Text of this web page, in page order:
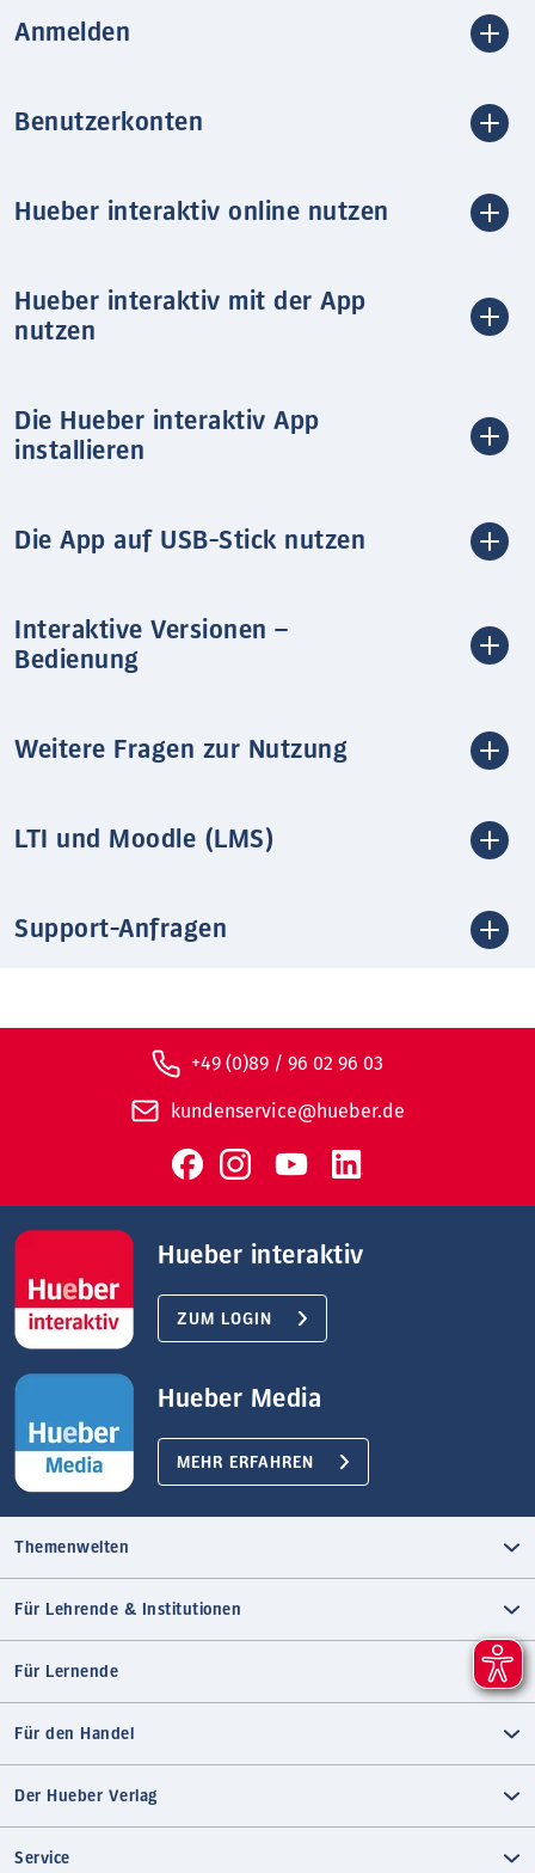
Anmelden
Benutzerkonten
Hueber interaktiv online nutzen
Hueber interaktiv mit der App
nutzen
Die Hueber interaktiv App
installieren
Die App auf USB-Stick nutzen
Interaktive Versionen –
Bedienung
Weitere Fragen zur Nutzung
LTI und Moodle (LMS)
Support-Anfragen
+49 (0)89 / 96 02 96 03
kundenservice@hueber.de
Hueber interaktiv
ZUM LOGIN
Hueber Media
MEHR ERFAHREN
Themenwelten
Für Lehrende & Institutionen
Für Lernende
Für den Handel
Der Hueber Verlag
Service